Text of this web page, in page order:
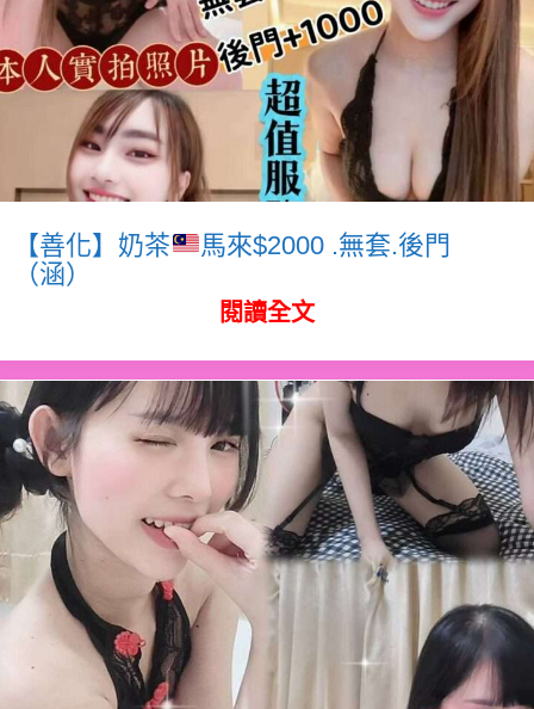
【善化】奶茶
馬來$2000 .無套.後門
（涵）
閱讀全文